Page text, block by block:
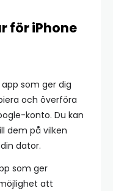
för iPhone
app som ger dig
och överföra
konto. Du kan
dem på vilken
dator.
som ger
att